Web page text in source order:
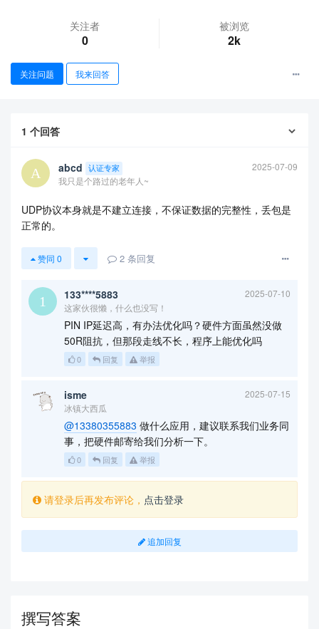
查看更多
关注者
0
被浏览
2k
关注问题 我来回答
1 个回答
abcd 认证专家
2025-07-09
我只是个路过的老年人~
UDP协议本身就是不建立连接，不保证数据的完整性，丢包是
正常的。
赞同 0 2 条回复
133****5883
2025-07-10
这家伙很懒，什么也没写！
PIN IP延迟高，有办法优化吗？硬件方面虽然没做
50R阻抗，但那段走线不长，程序上能优化吗
0 回复 举报
isme
2025-07-15
冰镇大西瓜
@13380355883 做什么应用，建议联系我们业务同
事，把硬件邮寄给我们分析一下。
0 回复 举报
请登录后再发布评论， 点击登录
追加回复
撰写答案